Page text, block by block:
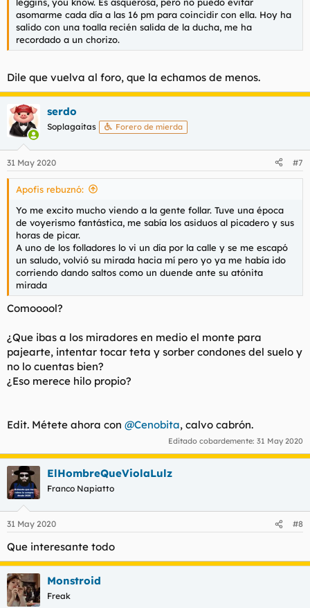
asomarme cada día a las 16 pm para coincidir con ella. Hoy ha
salido con una toalla recién salida de la ducha, me ha
recordado a un chorizo.
Dile que vuelva al foro, que la echamos de menos.
serdo
Soplagaitas Forero de mierda
31 May 2020 #7
Apofis rebuznó:
Yo me excito mucho viendo a la gente follar. Tuve una época
de voyerismo fantástica, me sabía los asiduos al picadero y sus
horas de picar.
A uno de los folladores lo vi un día por la calle y se me escapó
un saludo, volvió su mirada hacia mí pero yo ya me había ido
corriendo dando saltos como un duende ante su atónita
mirada
Comooool?
¿Que ibas a los miradores en medio el monte para
pajearte, intentar tocar teta y sorber condones del suelo y
no lo cuentas bien?
¿Eso merece hilo propio?
Edit. Métete ahora con @Cenobita, calvo cabrón.
Editado cobardemente: 31 May 2020
ElHombreQueViolaLulz
Franco Napiatto
31 May 2020 #8
Que interesante todo
Monstroid
Freak